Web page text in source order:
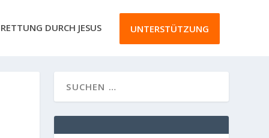
RETTUNG DURCH JESUS UNTERSTÜTZUNG